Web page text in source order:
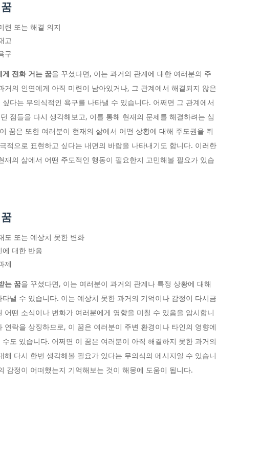
련 또는 해결 의지
고
구
게 전화 거는 꿈을 꾸셨다면, 이는 과거의 관계에 대한 여러분의 주
거의 인연에게 아직 미련이 남아있거나, 그 관계에서 해결되지 않은
다는 무의식적인 욕구를 나타낼 수 있습니다. 어쩌면 그 관계에서
점들을 다시 생각해보고, 이를 통해 현재의 문제를 해결하려는 심
꿈은 또한 여러분이 현재의 삶에서 어떤 상황에 대해 주도권을 쥐
적으로 표현하고 싶다는 내면의 바람을 나타내기도 합니다. 이러한
재의 삶에서 어떤 주도적인 행동이 필요한지 고민해볼 필요가 있습
도 또는 예상치 못한 변화
에 대한 반응
제
는 꿈을 꾸셨다면, 이는 여러분이 과거의 관계나 특정 상황에 대해
낼 수 있습니다. 이는 예상치 못한 과거의 기억이나 감정이 다시금
어떤 소식이나 변화가 여러분에게 영향을 미칠 수 있음을 암시합니
연락을 상징하므로, 이 꿈은 여러분이 주변 환경이나 타인의 영향에
도 있습니다. 어쩌면 이 꿈은 여러분이 아직 해결하지 못한 과거의
해 다시 한번 생각해볼 필요가 있다는 무의식의 메시지일 수 있습니
감정이 어떠했는지 기억해보는 것이 해몽에 도움이 됩니다.